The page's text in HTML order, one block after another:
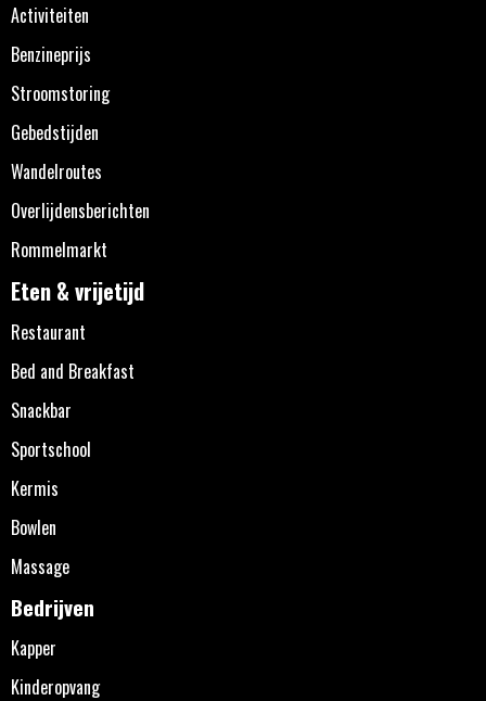
Activiteiten
Benzineprijs
Stroomstoring
Gebedstijden
Wandelroutes
Overlijdensberichten
Rommelmarkt
Eten & vrijetijd
Restaurant
Bed and Breakfast
Snackbar
Sportschool
Kermis
Bowlen
Massage
Bedrijven
Kapper
Kinderopvang